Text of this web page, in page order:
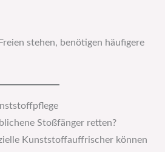
stehen, benötigen häufigere
Stoßfänger retten?
Kunststoffauffrischer können